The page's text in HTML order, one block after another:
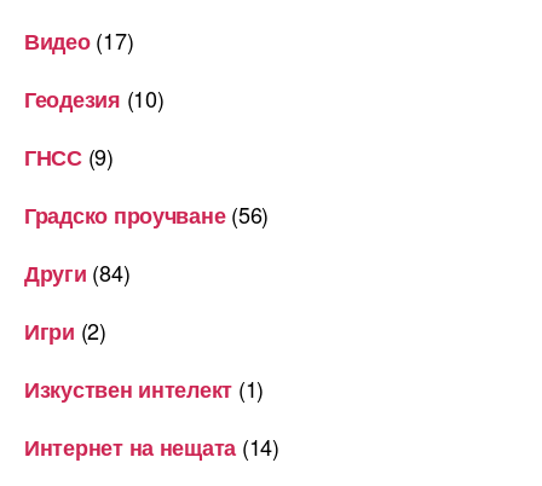
Видео(17)
Геодезия (10)
ГНСС(9)
Градско проучване(56)
Други (84)
Игри (2)
Изкуствен интелект (1)
Интернет на нещата (14)